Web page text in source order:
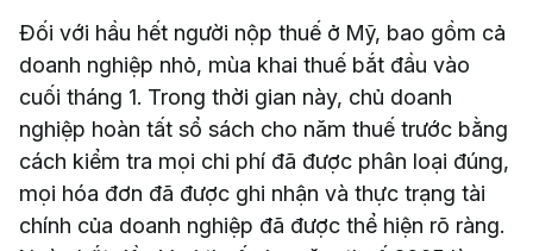
Đối với hầu hết người nộp thuế ở Mỹ, bao gồm cả
doanh nghiệp nhỏ, mùa khai thuế bắt đầu vào
cuối tháng 1. Trong thời gian này, chủ doanh
nghiệp hoàn tất sổ sách cho năm thuế trước bằng
cách kiểm tra mọi chi phí đã được phân loại đúng,
mọi hóa đơn đã được ghi nhận và thực trạng tài
chính của doanh nghiệp đã được thể hiện rõ ràng.